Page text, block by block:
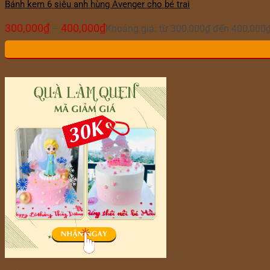
Bánh kem 6 siêu anh hùng Avenger cho bé trai
300,000₫ – 400,000₫Khoảng giá: từ 300,000₫ đến